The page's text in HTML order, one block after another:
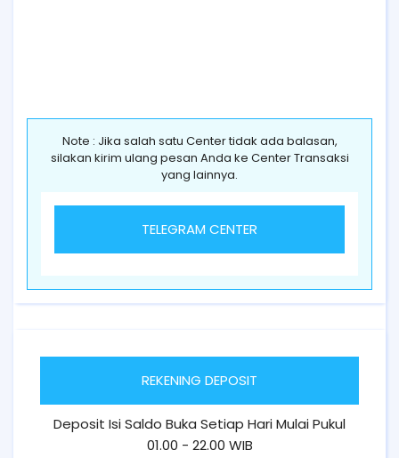
Note : Jika salah satu Center tidak ada balasan,
silakan kirim ulang pesan Anda ke Center Transaksi
yang lainnya.
TELEGRAM CENTER
REKENING DEPOSIT
Deposit Isi Saldo Buka Setiap Hari Mulai Pukul
01.00 - 22.00 WIB